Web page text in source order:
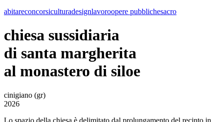
abitareconcorsiculturadesignlavoroopere pubblichesacro
chiesa sussidiaria
di santa margherita
al monastero di siloe
cinigiano (gr)
2026
Lo spazio della chiesa è delimitato dal prolungamento del recinto in